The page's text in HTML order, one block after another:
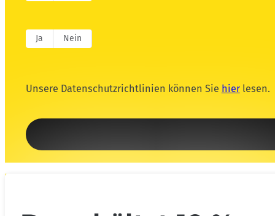
Ja Nein
Unsere Datenschutzrichtlinien können Sie hierlesen.